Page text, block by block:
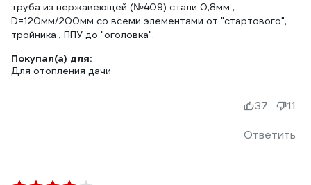
труба из нержавеющей (№409) стали 0,8мм ,
D=120мм/200мм со всеми элементами от "стартового",
тройника , ППУ до "оголовка".
Покупал(а) для:
Для отопления дачи
Ответить
37 11